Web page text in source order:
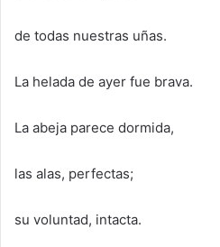
de todas nuestras uñas.
La helada de ayer fue brava.
La abeja parece dormida,
las alas, perfectas;
su voluntad, intacta.